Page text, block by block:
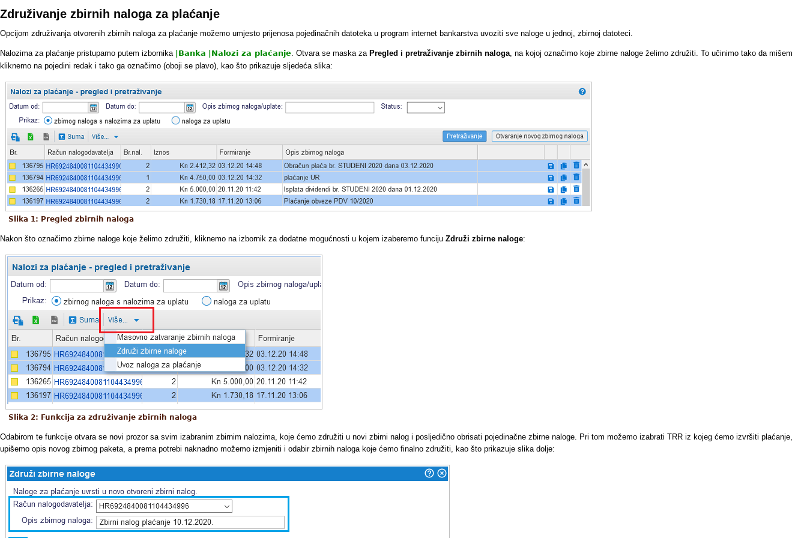
Združivanje zbirnih naloga za plaćanje
Opcijom združivanja otvorenih zbirnih naloga za plaćanje možemo umjesto prijenosa pojedinačnih datoteka u program internet bankarstva uvoziti sve naloge u jednoj, zbirnoj datoteci.
Nalozima za plaćanje pristupamo putem izbornika Banka Nalozi za plaćanje. Otvara se maska za Pregled i pretraživanje zbirnih naloga, na kojoj označimo koje zbirne naloge želimo združiti. To učinimo tako da mišem
kliknemo na pojedini redak i tako ga označimo (oboji se plavo), kao što prikazuje sljedeća slika:
Slika 1: Pregled zbirnih naloga
Nakon što označimo zbirne naloge koje želimo združiti, kliknemo na izbornik za dodatne mogućnosti u kojem izaberemo funciju Združi zbirne naloge:
Slika 2: Funkcija za združivanje zbirnih naloga
Odabirom te funkcije otvara se novi prozor sa svim izabranim zbirnim nalozima, koje ćemo združiti u novi zbirni nalog i posljedično obrisati pojedinačne zbirne naloge. Pri tom možemo izabrati TRR iz kojeg ćemo izvršiti plaćanje,
upišemo opis novog zbirnog paketa, a prema potrebi naknadno možemo izmjeniti i odabir zbirnih naloga koje ćemo finalno združiti, kao što prikazuje slika dolje: